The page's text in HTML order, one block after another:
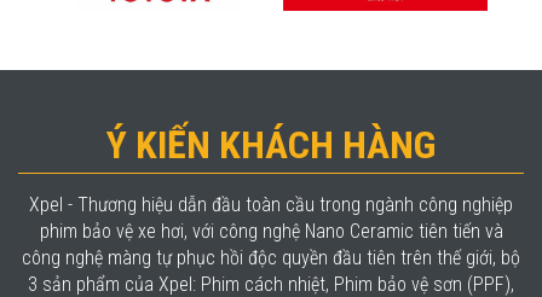
Ý KIẾN KHÁCH HÀNG
Xpel - Thương hiệu dẫn đầu toàn cầu trong ngành công nghiệp
phim bảo vệ xe hơi, với công nghệ Nano Ceramic tiên tiến và
công nghệ màng tự phục hồi độc quyền đầu tiên trên thế giới, bộ
3 sản phẩm của Xpel: Phim cách nhiệt, Phim bảo vệ sơn (PPF),